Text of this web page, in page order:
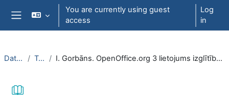
Skip to main content
You are currently using guest
access
Log
in
DatZT003 Topic 6 I. Gorbāns. OpenOffice.org 3 lietojums izglītības iestādēs, mājās, birojā (HTML e-grāmata)